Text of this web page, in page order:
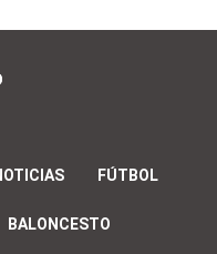
FÚTBOL
BALONCESTO